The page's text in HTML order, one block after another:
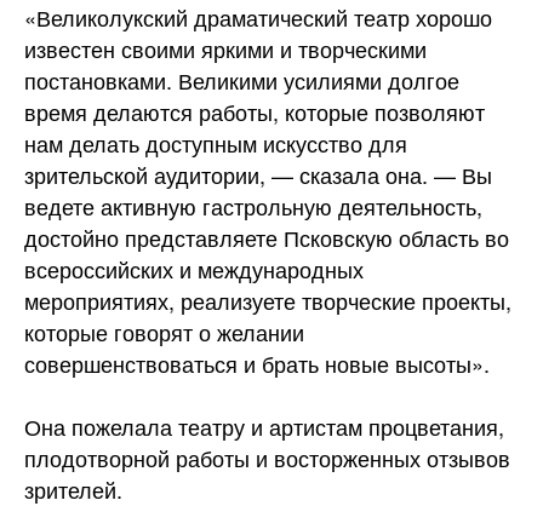
«Великолукский драматический театр хорошо
известен своими яркими и творческими
постановками. Великими усилиями долгое
время делаются работы, которые позволяют
нам делать доступным искусство для
зрительской аудитории, — сказала она. — Вы
ведете активную гастрольную деятельность,
достойно представляете Псковскую область во
всероссийских и международных
мероприятиях, реализуете творческие проекты,
которые говорят о желании
совершенствоваться и брать новые высоты».
Она пожелала театру и артистам процветания,
плодотворной работы и восторженных отзывов
зрителей.